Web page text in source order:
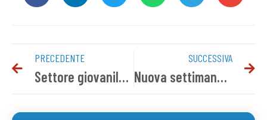
PRECEDENTE
Settore giovanile, il programma del weekend
SUCCESSIVA
Nuova settimana di allenamenti per gli azzurri